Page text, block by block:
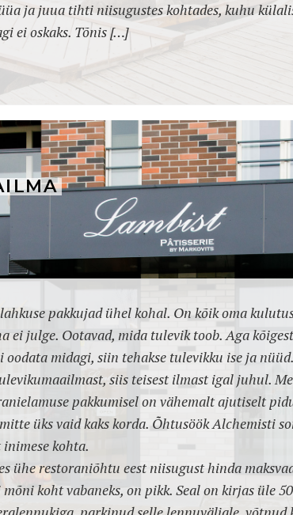
ja juua tihti niisugustes kohtades, kuhu
ei oskaks. Tõnis […]
pakkujad ühel kohal. On kõik oma
ei julge. Ootavad, mida tulevik toob. Aga
oodata midagi, siin tehakse tulevikku ise ja nüüd.
siis teisest ilmast igal juhul.
pakkumisel on vähemalt ajutiselt
üks vaid kaks korda. Õhtusöök Alchemisti
kohta.
ühe restoraniõhtu eest niisugust hinda
koht vabaneks, on pikk. Seal on kirjas üle